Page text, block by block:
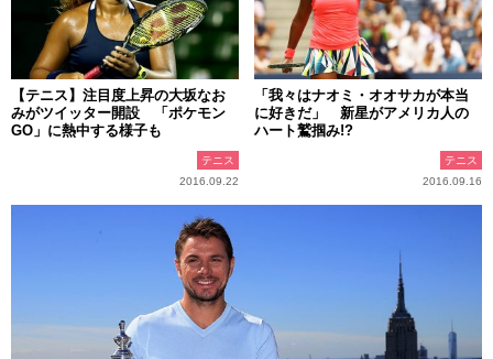
【テニス】注目度上昇の大坂なお
みがツイッター開設 「ポケモン
GO」に熱中する様子も
テニス
2016.09.22
「我々はナオミ・オオサカが本当
に好きだ」 新星がアメリカ人の
ハート鷲掴み!?
テニス
2016.09.16